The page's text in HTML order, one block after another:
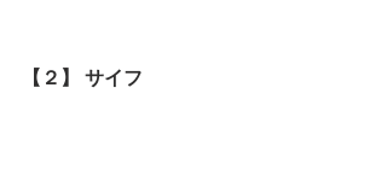
【２】 サイフ